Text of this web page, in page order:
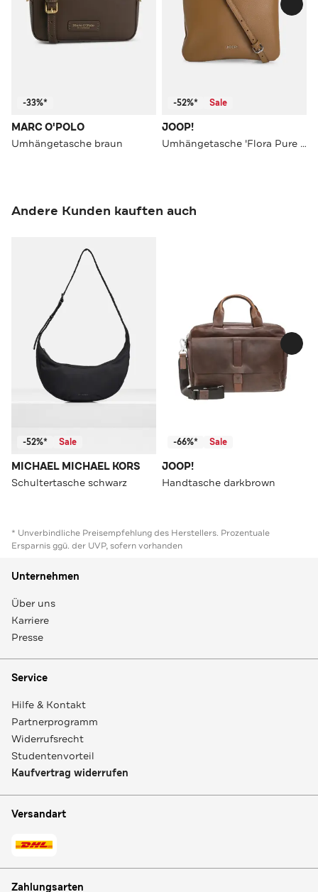
-33%*
MARC O'POLO
Umhängetasche braun
-52%* Sale
JOOP!
Umhängetasche 'Flora Pure Dia' camel
Andere Kunden kauften auch
-52%* Sale
MICHAEL MICHAEL KORS
Schultertasche schwarz
-66%* Sale
JOOP!
Handtasche darkbrown
* Unverbindliche Preisempfehlung des Herstellers. Prozentuale
Ersparnis ggü. der UVP, sofern vorhanden
Unternehmen
Über uns
Karriere
Presse
Service
Hilfe & Kontakt
Partnerprogramm
Widerrufsrecht
Studentenvorteil
Kaufvertrag widerrufen
Versandart
Zahlungsarten